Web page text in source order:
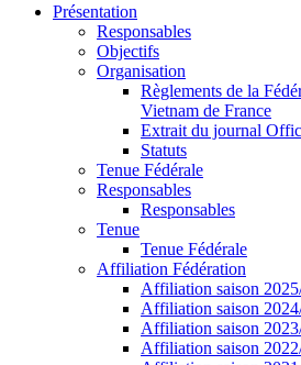
Présentation
Responsables
Objectifs
Organisation
Règlements de la
Vietnam de France
Extrait du journal
Statuts
Tenue Fédérale
Responsables
Responsables
Tenue
Tenue Fédérale
Affiliation Fédération
Affiliation saison
Affiliation saison
Affiliation saison
Affiliation saison